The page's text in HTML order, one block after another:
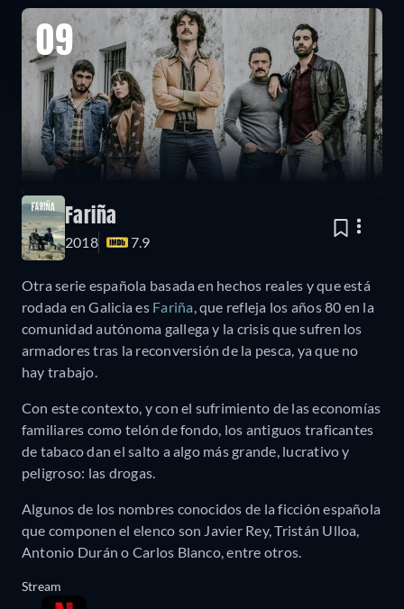
09
Fariña
2018 7.9
Otra serie española basada en hechos reales y que está
rodada en Galicia es Fariña, que refleja los años 80 en la
comunidad autónoma gallega y la crisis que sufren los
armadores tras la reconversión de la pesca, ya que no
hay trabajo.
Con este contexto, y con el sufrimiento de las economías
familiares como telón de fondo, los antiguos traficantes
de tabaco dan el salto a algo más grande, lucrativo y
peligroso: las drogas.
Algunos de los nombres conocidos de la ficción española
que componen el elenco son Javier Rey, Tristán Ulloa,
Antonio Durán o Carlos Blanco, entre otros.
Stream